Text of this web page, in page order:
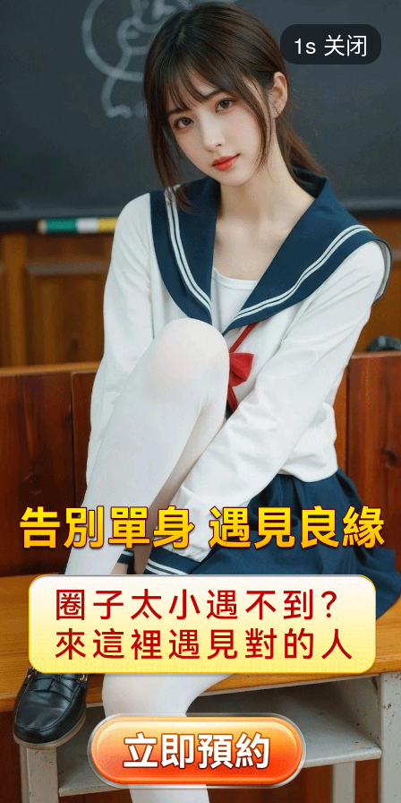
短剧
最热 添加 评分
都市 甜宠 逆袭 玄幻
2025 2024 2023 2022
全部 大陆 香港 台湾 美国 韩国 日本
1s 关闭